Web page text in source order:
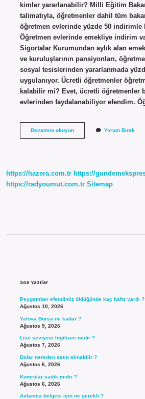
kimler yararlanabilir? Milli Eğitim
talimatıyla, öğretmenler dahil tüm
öğretmen evlerinde yüzde 50 indirimle
Öğretmen evlerinde emekliye indirim
Sigortalar Kurumundan aylık alan
ve kuruluşlarının pansiyonları,
sosyal tesislerinden yararlanmada
uygulanıyor. Ücretli öğretmenler
kalabilir mi? Evet, ücretli öğretmenler
evlerinden faydalanabiliyor efendim.
Devamını okuyunÖğretmeneviYorum Bırak
https://hazera.com.tr https://
https://radyoumut.com.tr Sitemap
Son Yazılar
Peygamber efendimiz öldüğünde kaç hafız vardı ?
Ağustos 10, 2026
Yalova Bursa ne kadar ?
Ağustos 9, 2026
Lise seviyesi İngilizce nedir ?
Ağustos 7, 2026
Dolar nereden satın alınabilir ?
Ağustos 6, 2026
Kumrular sadık mıdır ?
Ağustos 6, 2026
Avlanma belgesi için ne gerekli ?